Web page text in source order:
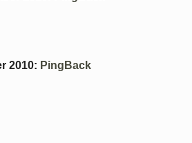
2010: PingBack